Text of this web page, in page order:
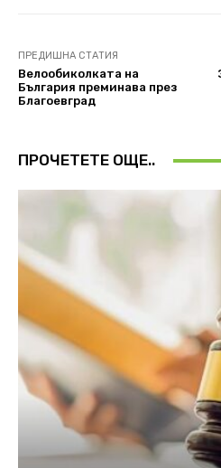
ПРЕДИШНА СТАТИЯ
Велообиколката на
България преминава през
Благоевград
ПРОЧЕТЕТЕ ОЩЕ..